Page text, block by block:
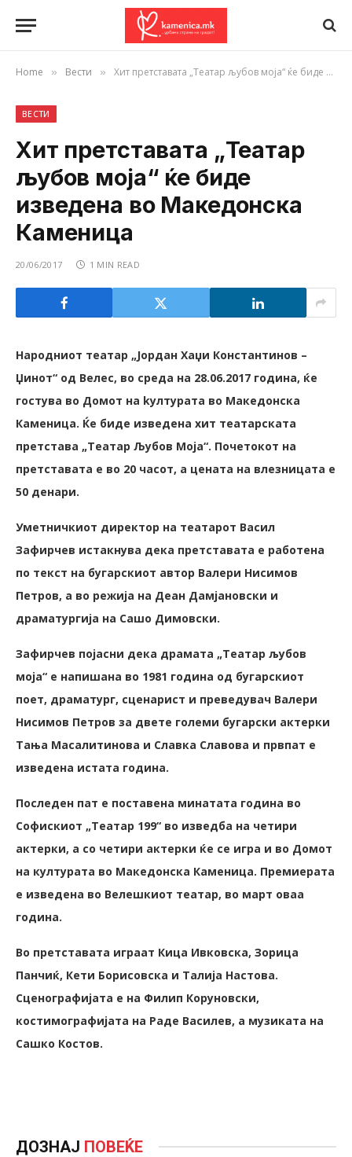
Home » Вести » Хит претставата „Театар љубов моја“ ќе биде изведена во Македонска Каменица
ВЕСТИ
Хит претставата „Театар
љубов моја“ ќе биде
изведена во Македонска
Каменица
20/06/2017 1 MIN READ
Народниот театар „Јордан Хаџи Константинов –
Џинот“ од Велес, во среда на 28.06.2017 година, ќе
гостува во Домот на kултурата во Македонска
Каменица. Ќе биде изведена хит театарската
претстава „Театар Љубов Моја“. Почетокот на
претставата е во 20 часот, а цената на влезницата е
50 денари.
Уметничкиот директор на театарот Васил
Зафирчев истакнува дека претставата е работена
по текст на бугарскиот автор Валери Нисимов
Петров, а во режија на Деан Дамјановски и
драматургија на Сашо Димовски.
Зафирчев појасни дека драмата „Театар љубов
моја“ е напишана во 1981 година од бугарскиот
поет, драматург, сценарист и преведувач Валери
Нисимов Петров за двете големи бугарски актерки
Тања Масалитинова и Славка Славова и првпат е
изведена истата година.
Последен пат е поставена минатата година во
Софискиот „Театар 199“ во изведба на четири
актерки, а со четири актерки ќе се игра и во Домот
на културата во Македонска Каменица. Премиерата
е изведена во Велешкиот театар, во март оваа
година.
Во претставата играат Кица Ивковска, Зорица
Панчиќ, Кети Борисовска и Талија Настова.
Сценографијата е на Филип Коруновски,
костимографијата на Раде Василев, а музиката на
Сашко Костов.
ДОЗНАЈ ПОВЕЌЕ